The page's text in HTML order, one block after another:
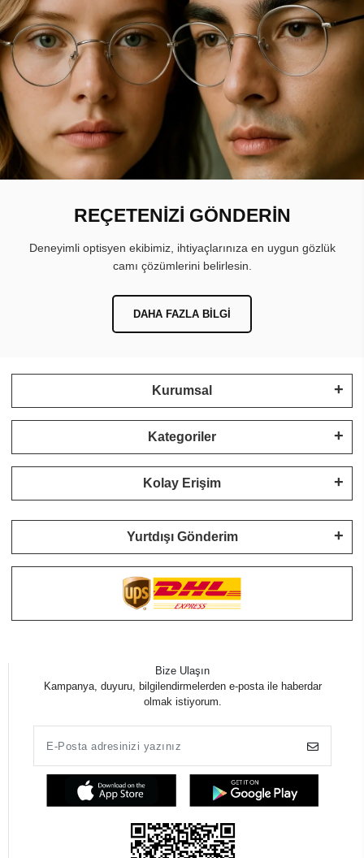
REÇETENİZİ GÖNDERİN
Deneyimli optisyen ekibimiz, ihtiyaçlarınıza en uygun gözlük
camı çözümlerini belirlesin.
DAHA FAZLA BILGI
Kurumsal
Kategoriler
Kolay Erişim
Yurtdışı Gönderim
Bize Ulaşın
Kampanya, duyuru, bilgilendirmelerden e-posta ile haberdar
olmak istiyorum.